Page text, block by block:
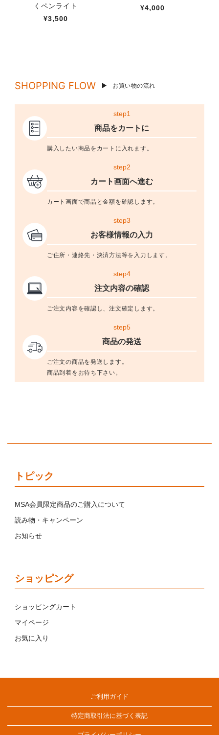
くペンライト
¥3,500
¥4,000
SHOPPING FLOW お買い物の流れ
step1
商品をカートに
購入したい商品をカートに入れます。
step2
カート画面へ進む
カート画面で商品と金額を確認します。
step3
お客様情報の入力
ご住所・連絡先・決済方法等を入力します。
step4
注文内容の確認
ご注文内容を確認し、注文確定します。
step5
商品の発送
ご注文の商品を発送します。
商品到着をお待ち下さい。
トピック
MSA会員限定商品のご購入について
読み物・キャンペーン
お知らせ
ショッピング
ショッピングカート
マイページ
お気に入り
ご利用ガイド
特定商取引法に基づく表記